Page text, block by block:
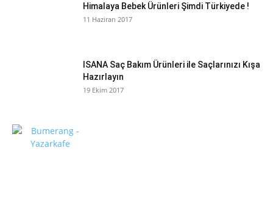
Himalaya Bebek Ürünleri Şimdi Türkiyede !
11 Haziran 2017
ISANA Saç Bakım Ürünleri ile Saçlarınızı Kışa
Hazırlayın
19 Ekim 2017